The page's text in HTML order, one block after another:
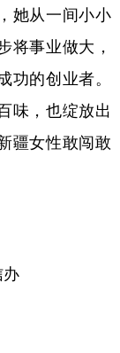
江西
湖南
西藏
她从一间小小
将事业做大，
的创业者。
味，也绽放出
疆女性敢闯敢